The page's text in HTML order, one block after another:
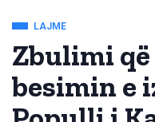
LAJME
Zbulimi
besimin e